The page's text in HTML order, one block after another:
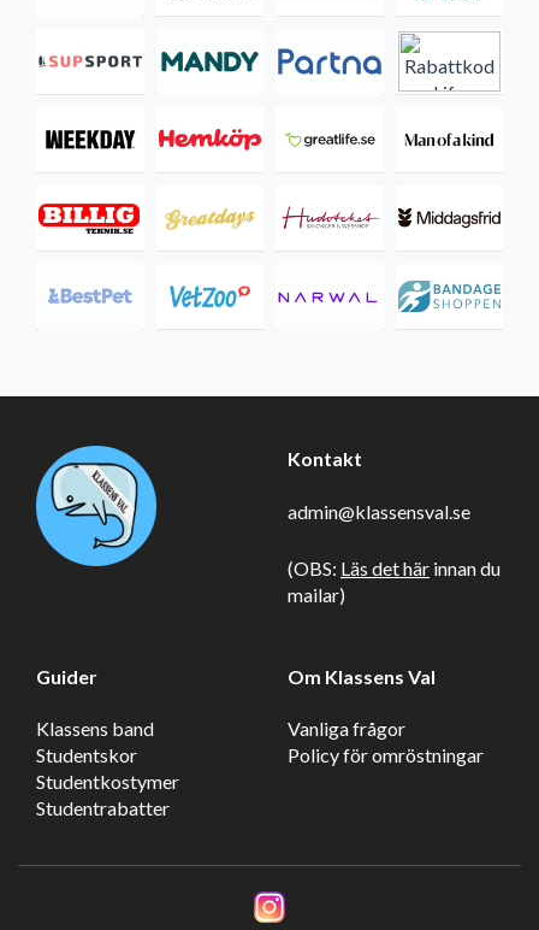
Kontakt
admin@klassensval.se
(OBS: Läs det här innan du
mailar)
Guider
Klassens band
Studentskor
Studentkostymer
Studentrabatter
Om Klassens Val
Vanliga frågor
Policy för omröstningar